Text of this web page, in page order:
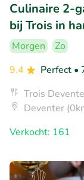
Culinaire 2-
bij Trois in
Morgen
Zo
9.4
Perfect •
Trois
Deventer
Verkocht: 161